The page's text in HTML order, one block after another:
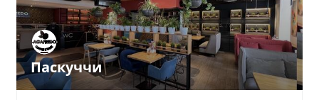
Паскуччи